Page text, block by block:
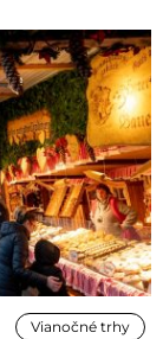
Vianočné trhy